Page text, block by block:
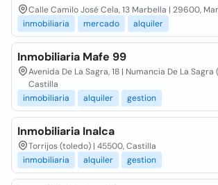
Calle Camilo José Cela, 13 Marbella | 29600,
inmobiliaria
mercado alquiler
Inmobiliaria Mafe 99
Avenida De La Sagra, 18 | Numancia De La
Castilla
inmobiliaria
alquiler gestion
Inmobiliaria Inalca
Torrijos (toledo) | 45500, Castilla
inmobiliaria
alquiler gestion